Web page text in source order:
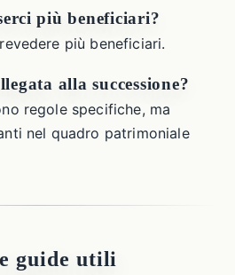
più beneficiari?
più beneficiari.
alla successione?
regole specifiche, ma
nel quadro patrimoniale
guide utili